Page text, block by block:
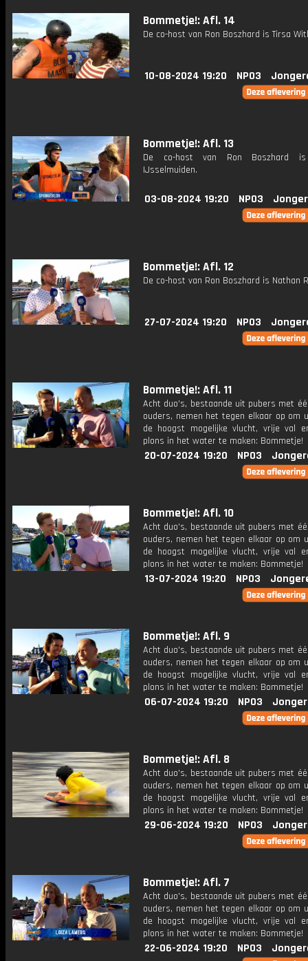
Bommetje!: Afl. 14
De co-host van Ron Boszhard is Tirsa
10-08-2024 19:20 NPO3
Bommetje!: Afl. 13
De co-host van Ron Boszhard is
IJsselmuiden.
03-08-2024 19:20 NPO3
Bommetje!: Afl. 12
De co-host van Ron Boszhard is Nathan
27-07-2024 19:20 NPO3
Bommetje!: Afl. 11
Acht duo's, bestaande uit pubers met
ouders, nemen het tegen elkaar op om
de hoogst mogelijke vlucht, vrije val
plons in het water te maken: Bommetje!
20-07-2024 19:20 NPO3
Bommetje!: Afl. 10
Acht duo's, bestaande uit pubers met
ouders, nemen het tegen elkaar op om
de hoogst mogelijke vlucht, vrije val
plons in het water te maken: Bommetje!
13-07-2024 19:20 NPO3
Bommetje!: Afl. 9
Acht duo's, bestaande uit pubers met
ouders, nemen het tegen elkaar op om
de hoogst mogelijke vlucht, vrije val
plons in het water te maken: Bommetje!
06-07-2024 19:20 NPO3
Bommetje!: Afl. 8
Acht duo's, bestaande uit pubers met
ouders, nemen het tegen elkaar op om
de hoogst mogelijke vlucht, vrije val
plons in het water te maken: Bommetje!
29-06-2024 19:20 NPO3
Bommetje!: Afl. 7
Acht duo's, bestaande uit pubers met
ouders, nemen het tegen elkaar op om
de hoogst mogelijke vlucht, vrije val
plons in het water te maken: Bommetje!
22-06-2024 19:20 NPO3